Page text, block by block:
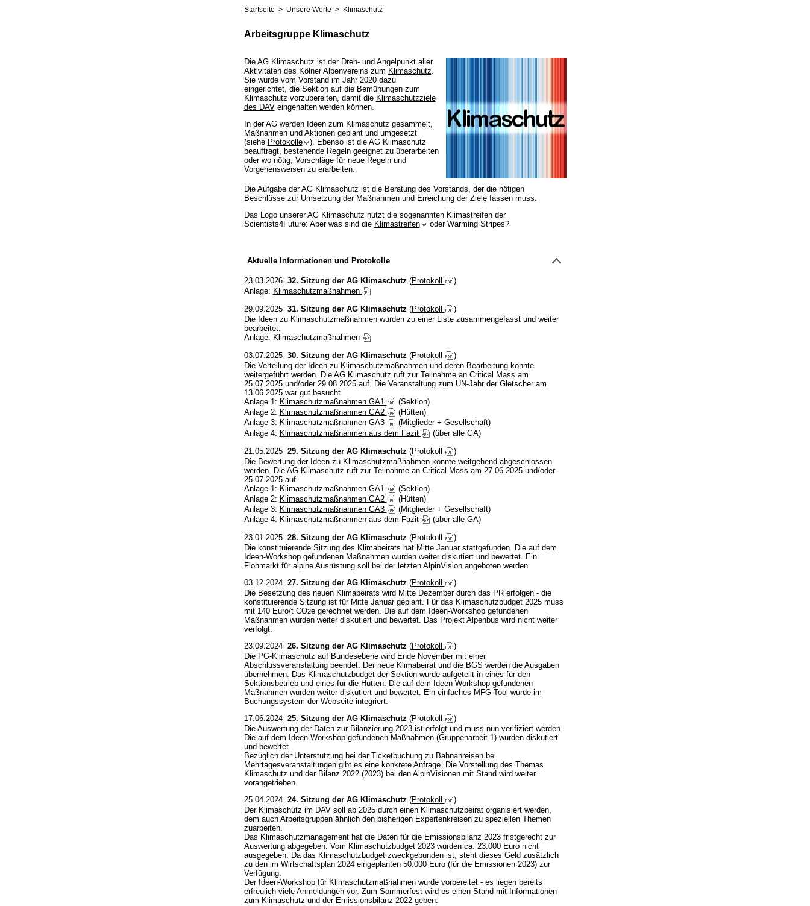
Startseite > Unsere Werte > Klimaschutz
Arbeitsgruppe Klimaschutz
Die AG Klimaschutz ist der Dreh- und Angelpunkt aller
Aktivitäten des Kölner Alpenvereins zum Klimaschutz.
Sie wurde vom Vorstand im Jahr 2020 dazu
eingerichtet, die Sektion auf die Bemühungen zum
Klimaschutz vorzubereiten, damit die Klimaschutzziele
des DAVeingehalten werden können.
In der AG werden Ideen zum Klimaschutz gesammelt,
Maßnahmen und Aktionen geplant und umgesetzt
(siehe Protokolle
). Ebenso ist die AG Klimaschutz
beauftragt, bestehende Regeln geeignet zu überarbeiten
oder wo nötig, Vorschläge für neue Regeln und
Vorgehensweisen zu erarbeiten.
Die Aufgabe der AG Klimaschutz ist die Beratung des Vorstands, der die nötigen
Beschlüsse zur Umsetzung der Maßnahmen und Erreichung der Ziele fassen muss.
Das Logo unserer AG Klimaschutz nutzt die sogenannten Klimastreifen der
Scientists4Future: Aber was sind die Klimastreifen oder Warming Stripes?
Aktuelle Informationen und Protokolle
23.03.2026 32. Sitzung der AG Klimaschutz (Protokoll
)
Anlage: Klimaschutzmaßnahmen
29.09.2025 31. Sitzung der AG Klimaschutz (Protokoll
)
Die Ideen zu Klimaschutzmaßnahmen wurden zu einer Liste zusammengefasst und weiter
bearbeitet.
Anlage: Klimaschutzmaßnahmen
03.07.2025 30. Sitzung der AG Klimaschutz (Protokoll
)
Die Verteilung der Ideen zu Klimaschutzmaßnahmen und deren Bearbeitung konnte
weitergeführt werden. Die AG Klimaschutz ruft zur Teilnahme an Critical Mass am
25.07.2025 und/oder 29.08.2025 auf. Die Veranstaltung zum UN-Jahr der Gletscher am
13.06.2025 war gut besucht.
Anlage 1: Klimaschutzmaßnahmen GA1
(Sektion)
Anlage 2: Klimaschutzmaßnahmen GA2
(Hütten)
Anlage 3: Klimaschutzmaßnahmen GA3
(Mitglieder + Gesellschaft)
Anlage 4: Klimaschutzmaßnahmen aus dem Fazit (über alle GA)
21.05.2025 29. Sitzung der AG Klimaschutz (Protokoll
)
Die Bewertung der Ideen zu Klimaschutzmaßnahmen konnte weitgehend abgeschlossen
werden. Die AG Klimaschutz ruft zur Teilnahme an Critical Mass am 27.06.2025 und/oder
25.07.2025 auf.
Anlage 1: Klimaschutzmaßnahmen GA1
(Sektion)
Anlage 2: Klimaschutzmaßnahmen GA2
(Hütten)
Anlage 3: Klimaschutzmaßnahmen GA3
(Mitglieder + Gesellschaft)
Anlage 4: Klimaschutzmaßnahmen aus dem Fazit (über alle GA)
23.01.2025 28. Sitzung der AG Klimaschutz (Protokoll
)
Die konstituierende Sitzung des Klimabeirats hat Mitte Januar stattgefunden. Die auf dem
Ideen-Workshop gefundenen Maßnahmen wurden weiter diskutiert und bewertet. Ein
Flohmarkt für alpine Ausrüstung soll bei der letzten AlpinVision angeboten werden.
03.12.2024 27. Sitzung der AG Klimaschutz (Protokoll
)
Die Besetzung des neuen Klimabeirats wird Mitte Dezember durch das PR erfolgen - die
konstituierende Sitzung ist für Mitte Januar geplant. Für das Klimaschutzbudget 2025 muss
mit 140 Euro/t CO2e gerechnet werden. Die auf dem Ideen-Workshop gefundenen
Maßnahmen wurden weiter diskutiert und bewertet. Das Projekt Alpenbus wird nicht weiter
verfolgt.
23.09.2024 26. Sitzung der AG Klimaschutz (Protokoll
)
Die PG-Klimaschutz auf Bundesebene wird Ende November mit einer
Abschlussveranstaltung beendet. Der neue Klimabeirat und die BGS werden die Ausgaben
übernehmen. Das Klimaschutzbudget der Sektion wurde aufgeteilt in eines für den
Sektionsbetrieb und eines für die Hütten. Die auf dem Ideen-Workshop gefundenen
Maßnahmen wurden weiter diskutiert und bewertet. Ein einfaches MFG-Tool wurde im
Buchungssystem der Webseite integriert.
17.06.2024 25. Sitzung der AG Klimaschutz (Protokoll
)
Die Auswertung der Daten zur Bilanzierung 2023 ist erfolgt und muss nun verifiziert werden.
Die auf dem Ideen-Workshop gefundenen Maßnahmen (Gruppenarbeit 1) wurden diskutiert
und bewertet.
Bezüglich der Unterstützung bei der Ticketbuchung zu Bahnanreisen bei
Mehrtagesveranstaltungen gibt es eine konkrete Anfrage. Die Vorstellung des Themas
Klimaschutz und der Bilanz 2022 (2023) bei den AlpinVisionen mit Stand wird weiter
vorangetrieben.
25.04.2024 24. Sitzung der AG Klimaschutz (Protokoll
)
Der Klimaschutz im DAV soll ab 2025 durch einen Klimaschutzbeirat organisiert werden,
dem auch Arbeitsgruppen ähnlich den bisherigen Expertenkreisen zu speziellen Themen
zuarbeiten.
Das Klimaschutzmanagement hat die Daten für die Emissionsbilanz 2023 fristgerecht zur
Auswertung abgegeben. Vom Klimaschutzbudget 2023 wurden ca. 23.000 Euro nicht
ausgegeben. Da das Klimaschutzbudget zweckgebunden ist, steht dieses Geld zusätzlich
zu den im Wirtschaftsplan 2024 eingeplanten 50.000 Euro (für die Emissionen 2023) zur
Verfügung.
Der Ideen-Workshop für Klimaschutzmaßnahmen wurde vorbereitet - es liegen bereits
erfreulich viele Anmeldungen vor. Zum Sommerfest wird es einen Stand mit Informationen
zum Klimaschutz und der Emissionsbilanz 2022 geben.